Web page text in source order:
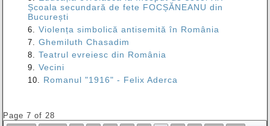
Școala secundară de fete FOCȘĂNEANU din
București
Violența simbolică antisemită în România
Ghemiluth Chasadim
Teatrul evreiesc din România
Vecini
Romanul "1916" - Felix Aderca
Page 7 of 28